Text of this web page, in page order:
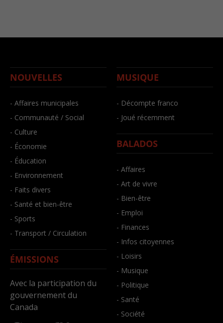
NOUVELLES
- Affaires municipales
- Communauté / Social
- Culture
- Économie
- Éducation
- Environnement
- Faits divers
- Santé et bien-être
- Sports
- Transport / Circulation
ÉMISSIONS
Avec la participation du
gouvernement du
Canada
MUSIQUE
- Décompte franco
- Joué récemment
BALADOS
- Affaires
- Art de vivre
- Bien-être
- Emploi
- Finances
- Infos citoyennes
- Loisirs
- Musique
- Politique
- Santé
- Société